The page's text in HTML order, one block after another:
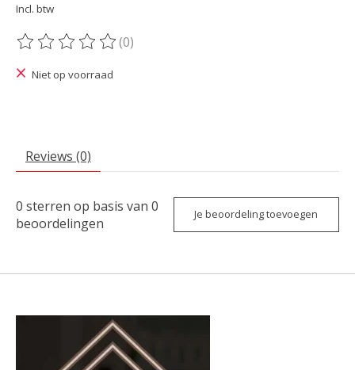
Incl. btw
De beoordeling van dit product is
(0)
Niet op voorraad
Reviews (0)
0 sterren op basis van 0
beoordelingen
Je beoordeling toevoegen